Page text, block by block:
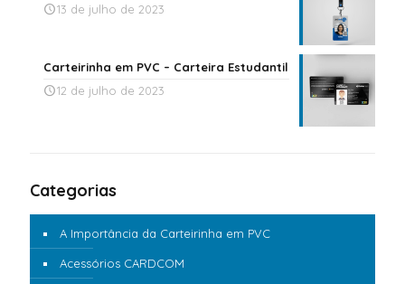
13 de julho de 2023
Carteirinha em PVC – Carteira Estudantil
12 de julho de 2023
Categorias
A Importância da Carteirinha em PVC
Acessórios CARDCOM